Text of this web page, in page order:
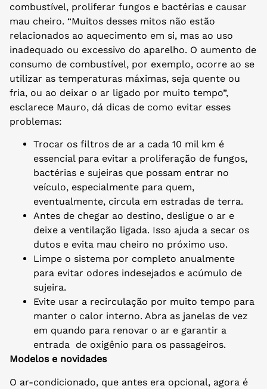
combustível, proliferar fungos e bactérias e causar
mau cheiro. “Muitos desses mitos não estão
relacionados ao aquecimento em si, mas ao uso
inadequado ou excessivo do aparelho. O aumento de
consumo de combustível, por exemplo, ocorre ao se
utilizar as temperaturas máximas, seja quente ou
fria, ou ao deixar o ar ligado por muito tempo”,
esclarece Mauro, dá dicas de como evitar esses
problemas:
Trocar os filtros de ar a cada 10 mil km é
essencial para evitar a proliferação de fungos,
bactérias e sujeiras que possam entrar no
veículo, especialmente para quem,
eventualmente, circula em estradas de terra.
Antes de chegar ao destino, desligue o ar e
deixe a ventilação ligada. Isso ajuda a secar os
dutos e evita mau cheiro no próximo uso.
Limpe o sistema por completo anualmente
para evitar odores indesejados e acúmulo de
sujeira.
Evite usar a recirculação por muito tempo para
manter o calor interno. Abra as janelas de vez
em quando para renovar o ar e garantir a
entrada de oxigênio para os passageiros.
Modelos e novidades
O ar-condicionado, que antes era opcional, agora é